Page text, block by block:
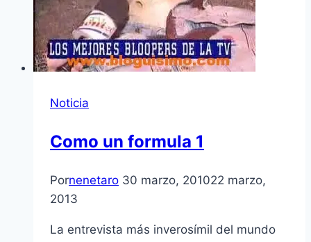
Noticia
Como un formula 1
Pornenetaro 30 marzo, 201022 marzo,
2013
La entrevista más inverosí­mil del mundo